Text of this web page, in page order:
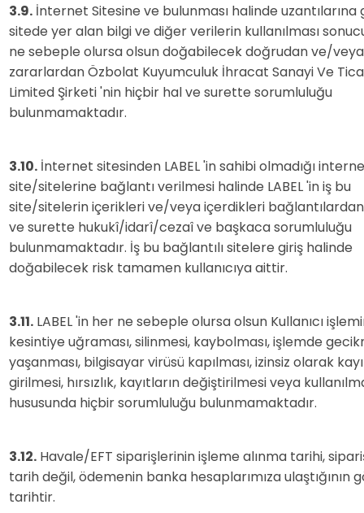
3.9. İnternet Sitesine ve bulunması halinde uzantılarına
sitede yer alan bilgi ve diğer verilerin kullanılması
ne sebeple olursa olsun doğabilecek doğrudan ve/veya
zararlardan Özbolat Kuyumculuk İhracat Sanayi Ve
Limited Şirketi 'nin hiçbir hal ve surette sorumluluğu
bulunmamaktadır.
3.10. İnternet sitesinden LABEL 'in sahibi olmadığı
site/sitelerine bağlantı verilmesi halinde LABEL 'in iş bu
site/sitelerin içerikleri ve/veya içerdikleri
ve surette hukukî/idarî/cezaî ve başkaca sorumluluğu
bulunmamaktadır. İş bu bağlantılı sitelere giriş halinde
doğabilecek risk tamamen kullanıcıya aittir.
3.11. LABEL 'in her ne sebeple olursa olsun Kullanıcı
kesintiye uğraması, silinmesi, kaybolması, işlemde
yaşanması, bilgisayar virüsü kapılması, izinsiz olarak
girilmesi, hırsızlık, kayıtların değiştirilmesi veya
hususunda hiçbir sorumluluğu bulunmamaktadır.
3.12. Havale/EFT siparişlerinin işleme alınma tarihi,
tarih değil, ödemenin banka hesaplarımıza ulaştığının
tarihtir.